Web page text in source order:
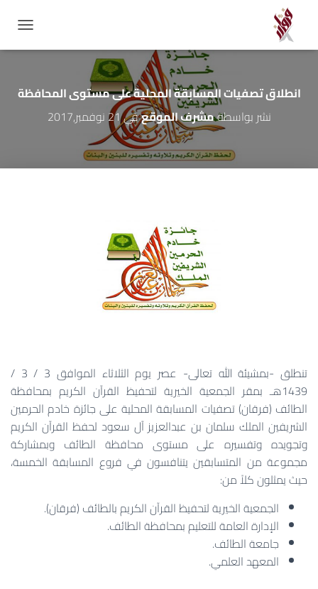
انطلاق تصفيات المسابقة المحلية على مستوى المحافظة
نشر بواسطةمشرف الموقعفي21 نوفمبر,2017
تنطلق -بمشيئة الله تعالى- عصر يوم الثلاثاء الموافق 3 / 3 /
1439هـ بمقر الجمعية الخيرية لتحفيظ القرآن الكريم بمحافظة
الطائف (فرقان) تصفيات المسابقة المحلية على جائزة خادم الحرمين
الشريفين الملك سلمان بن عبدالعزيز آل سعود لحفظ القرآن الكريم
وتجويده وتفسيره على مستوى محافظة الطائف وبمشاركة
مجموعة من المتسابقين يتنافسون في فروع المسابقة الخمسة،
حيث يمثلون كلاً من:
الجمعية الخيرية لتحفيظ القرآن الكريم بالطائف (فرقان).
الإدارة العامة للتعليم بمحافظة الطائف.
جامعة الطائف.
المعهد العلمي.